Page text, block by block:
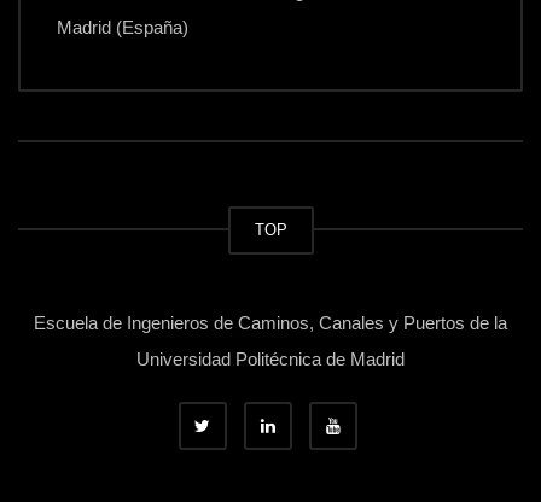
Madrid (España)
TOP
Escuela de Ingenieros de Caminos, Canales y Puertos de la
Universidad Politécnica de Madrid